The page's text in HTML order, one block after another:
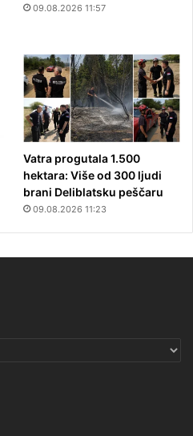
09.08.2026 11:57
Vatra progutala 1.500
hektara: Više od 300 ljudi
brani Deliblatsku peščaru
09.08.2026 11:23